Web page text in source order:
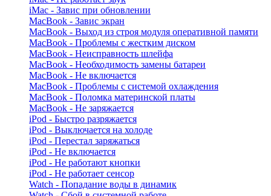
iMac - Завис при обновлении
MacBook - Завис экран
MacBook - Выход из строя модуля оперативной памяти
MacBook - Проблемы с жестким диском
MacBook - Неисправность шлейфа
MacBook - Необходимость замены батареи
MacBook - Не включается
MacBook - Проблемы с системой охлаждения
MacBook - Поломка материнской платы
MacBook - Не заряжается
iPod - Быстро разряжается
iPod - Выключается на холоде
iPod - Перестал заряжаться
iPod - Не включается
iPod - Не работают кнопки
iPod - Не работает сенсор
Watch - Попадание воды в динамик